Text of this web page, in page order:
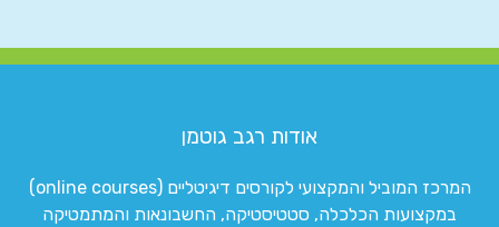
אודות רגב גוטמן
המרכז המוביל והמקצועי לקורסים דיגיטליים (online courses)
במקצועות הכלכלה, סטטיסטיקה, החשבונאות והמתמטיקה